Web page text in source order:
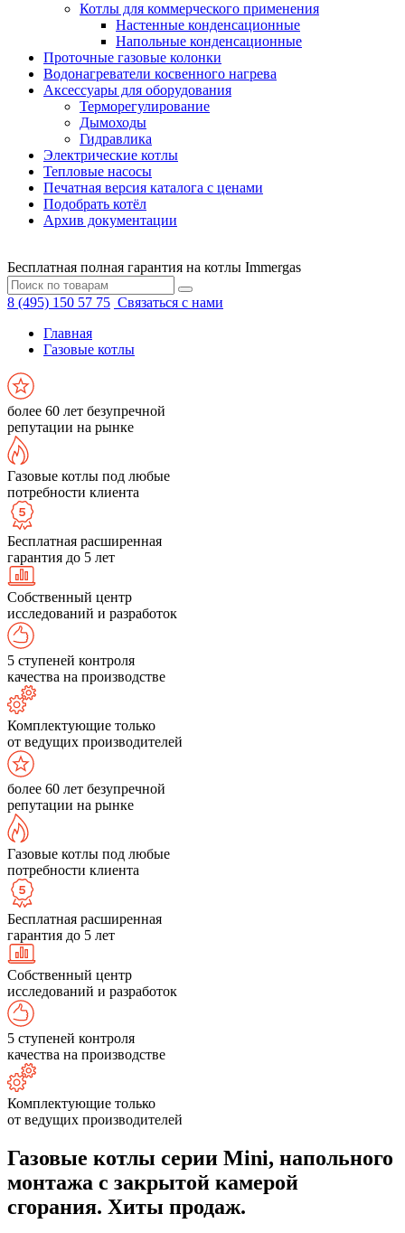
Котлы для коммерческого применения
Настенные конденсационные
Напольные конденсационные
Проточные газовые колонки
Водонагреватели косвенного нагрева
Аксессуары для оборудования
Терморегулирование
Дымоходы
Гидравлика
Электрические котлы
Тепловые насосы
Печатная версия каталога с ценами
Подобрать котёл
Архив документации
Бесплатная полная гарантия на котлы Immergas
8 (495) 150 57 75 Связаться с нами
Главная
Газовые котлы
более 60 лет безупречной
репутации на рынке
Газовые котлы под любые
потребности клиента
Бесплатная расширенная
гарантия до 5 лет
Собственный центр
исследований и разработок
5 ступеней контроля
качества на производстве
Комплектующие только
от ведущих производителей
более 60 лет безупречной
репутации на рынке
Газовые котлы под любые
потребности клиента
Бесплатная расширенная
гарантия до 5 лет
Собственный центр
исследований и разработок
5 ступеней контроля
качества на производстве
Комплектующие только
от ведущих производителей
Газовые котлы серии Mini, напольного
монтажа с закрытой камерой
сгорания. Хиты продаж.